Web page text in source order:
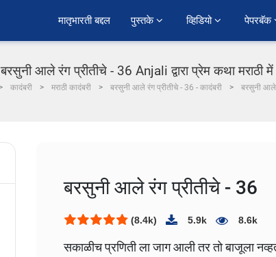
﻿मातृभारती बद्दल पुस्तके व्हिडियो पेपरबॅक
बरसुनी आले रंग प्रीतीचे - 36 Anjali द्वारा प्रेम कथा मराठी में
कादंबरी मराठी कादंबरी बरसुनी आले रंग प्रीतीचे - 36 - कादंबरी बरसुनी आले
बरसुनी आले रंग प्रीतीचे - 36
(8.4k) 5.9k 8.6k
सकाळीच प्रणिती ला जाग आली तर तो बाजूला